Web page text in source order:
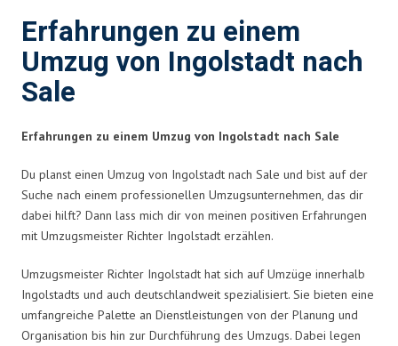
Erfahrungen zu einem
Umzug von Ingolstadt nach
Sale
Erfahrungen zu einem Umzug von Ingolstadt nach Sale
Du planst einen Umzug von Ingolstadt nach Sale und bist auf der
Suche nach einem professionellen Umzugsunternehmen, das dir
dabei hilft? Dann lass mich dir von meinen positiven Erfahrungen
mit Umzugsmeister Richter Ingolstadt erzählen.
Umzugsmeister Richter Ingolstadt hat sich auf Umzüge innerhalb
Ingolstadts und auch deutschlandweit spezialisiert. Sie bieten eine
umfangreiche Palette an Dienstleistungen von der Planung und
Organisation bis hin zur Durchführung des Umzugs. Dabei legen